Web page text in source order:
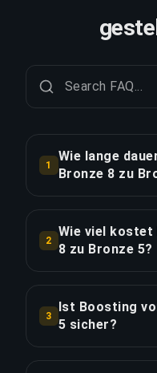
1
Wie lange
Bronze 8 zu
Regel 1-6 Stunden.
Lieferung ca. 25%
2
Wie viel kostet
8 zu Bronze 5?
€4.99 für die
kostet €4.99 und
3
Ist Boosting
5 sicher?